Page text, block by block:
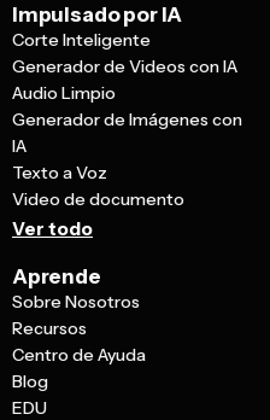
Impulsado por IA
Corte Inteligente
Generador de Videos con IA
Audio Limpio
Generador de Imágenes con
IA
Texto a Voz
Video de documento
Ver todo
Aprende
Sobre Nosotros
Recursos
Centro de Ayuda
Blog
EDU